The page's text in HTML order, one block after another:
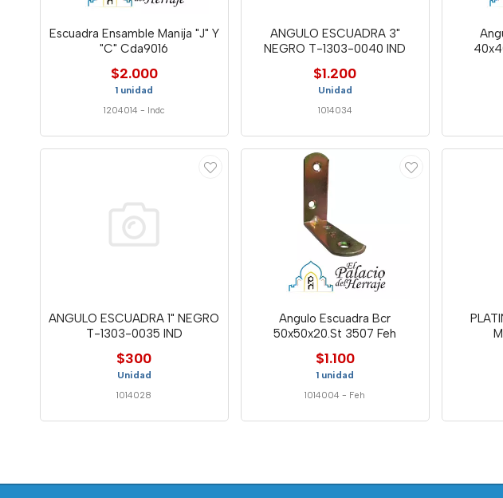
Escuadra Ensamble Manija "J" Y
"C" Cda9016
$2.000
1 unidad
1204014 - Indc
ANGULO ESCUADRA 3"
NEGRO T-1303-0040 IND
$1.200
Unidad
1014034
ANGULO ESCUADRA 1" NEGRO
T-1303-0035 IND
$300
Unidad
1014028
Angulo Escuadra Bcr
50x50x20.St 3507 Feh
$1.100
1 unidad
1014004 - Feh